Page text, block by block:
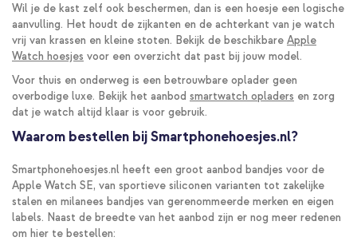
Wil je de kast zelf ook beschermen, dan is een hoesje een logische
aanvulling. Het houdt de zijkanten en de achterkant van je watch
vrij van krassen en kleine stoten. Bekijk de beschikbare Apple
Watch hoesjes voor een overzicht dat past bij jouw model.
Voor thuis en onderweg is een betrouwbare oplader geen
overbodige luxe. Bekijk het aanbod smartwatch opladers en zorg
dat je watch altijd klaar is voor gebruik.
Waarom bestellen bij Smartphonehoesjes.nl?
Smartphonehoesjes.nl heeft een groot aanbod bandjes voor de
Apple Watch SE, van sportieve siliconen varianten tot zakelijke
stalen en milanees bandjes van gerenommeerde merken en eigen
labels. Naast de breedte van het aanbod zijn er nog meer redenen
om hier te bestellen: